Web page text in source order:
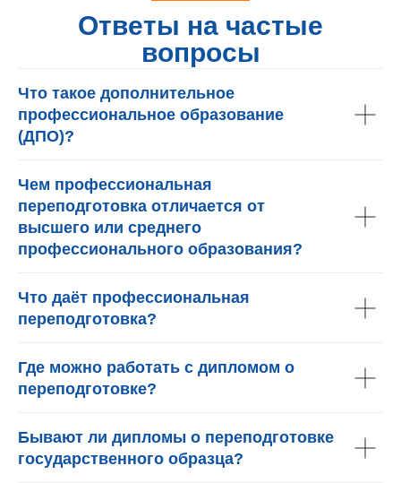
Ответы на частые
вопросы
Что такое дополнительное
профессиональное образование
(ДПО)?
Чем профессиональная
переподготовка отличается от
высшего или среднего
профессионального образования?
Что даёт профессиональная
переподготовка?
Где можно работать с дипломом о
переподготовке?
Бывают ли дипломы о переподготовке
государственного образца?